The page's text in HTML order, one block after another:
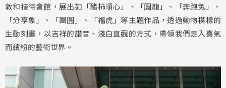
敦和接待會館，展出如「豬柿順心」、「圓龍」、「奔跑兔」、
「分享象」、「團圓」、「福虎」等主題作品，透過動物模樣的
生動刻畫，以吉祥的諧音、淺白直觀的方式，帶領我們走入喜氣
而繽紛的藝術世界。